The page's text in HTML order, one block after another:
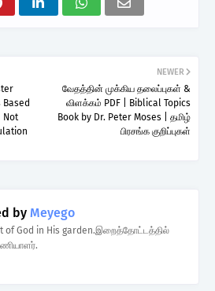
NEWER
வேதத்தின் முக்கிய தலைப்புகள் &
விளக்கம் PDF | Biblical Topics
Book by Dr. Peter Moses | தமிழ்
பிரசங்க குறிப்புகள்
Not
by Meyego
of God in His garden.இறைத்தோட்டத்தில்